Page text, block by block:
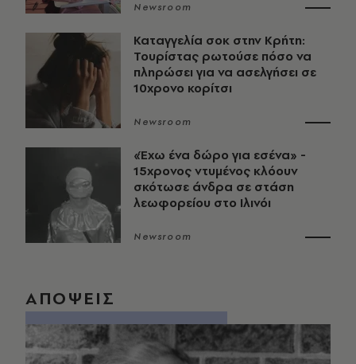
Newsroom
Καταγγελία σοκ στην Κρήτη:
Τουρίστας ρωτούσε πόσο να
πληρώσει για να ασελγήσει σε
10χρονο κορίτσι
Newsroom
«Έχω ένα δώρο για εσένα» -
15χρονος ντυμένος κλόουν
σκότωσε άνδρα σε στάση
λεωφορείου στο Ιλινόι
Newsroom
ΑΠΟΨΕΙΣ